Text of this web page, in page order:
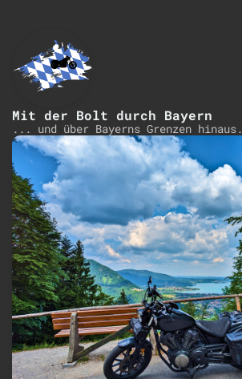
Mit der Bolt durch Bayern
... und über Bayerns Grenzen hinaus.